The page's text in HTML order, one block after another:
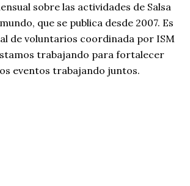
sobre las actividades de Salsa
que se publica desde 2007. Es
de voluntarios coordinada por ISM
trabajando para fortalecer
eventos trabajando juntos.